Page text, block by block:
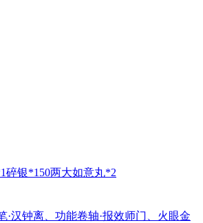
碎银*150两大如意丸*2
汉钟离、功能卷轴·报效师门、火眼金